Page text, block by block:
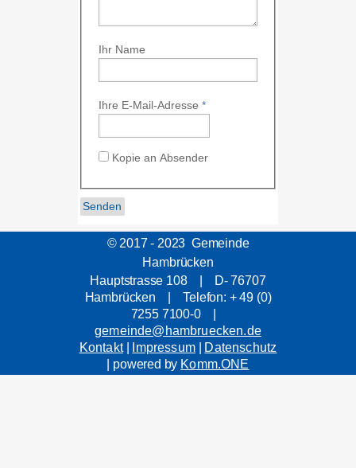
Ihr Name
Ihre E-Mail-Adresse *
Kopie an Absender
© 2017 - 2023 Gemeinde
Hambrücken
Hauptstrasse 108 | D- 76707
Hambrücken | Telefon: + 49 (0)
7255 7100-0 |
gemeinde@hambruecken.de
Kontakt| Impressum| Datenschutz
| powered by Komm.ONE